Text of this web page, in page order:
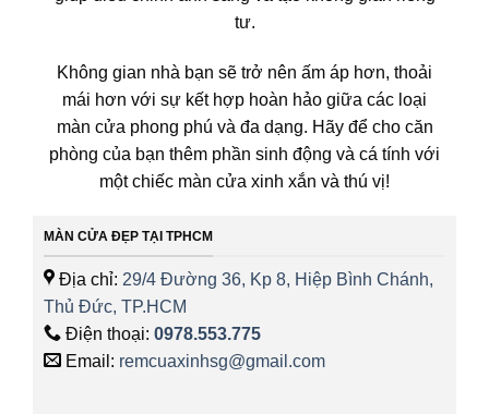
tư.
Không gian nhà bạn sẽ trở nên ấm áp hơn, thoải
mái hơn với sự kết hợp hoàn hảo giữa các loại
màn cửa phong phú và đa dạng. Hãy để cho căn
phòng của bạn thêm phần sinh động và cá tính với
một chiếc màn cửa xinh xắn và thú vị!
MÀN CỬA ĐẸP TẠI TPHCM
Địa chỉ: 29/4 Đường 36, Kp 8, Hiệp Bình Chánh,
Thủ Đức, TP.HCM
Điện thoại: 0978.553.775
Email: remcuaxinhsg@gmail.com